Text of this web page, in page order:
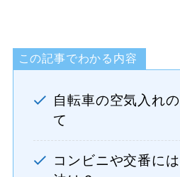
この記事でわかる内容
自転車の空気入れ
て
コンビニや交番に